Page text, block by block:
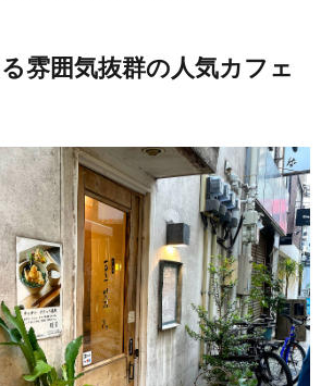
雰囲気抜群の人気カフェ